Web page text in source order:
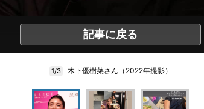
記事に戻る
1/3 木下優樹菜さん（2022年撮影）